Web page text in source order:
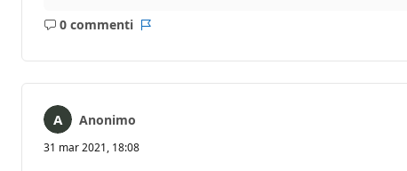
0 commenti
Nessun
Anonimo
31 mar 2021, 18:08